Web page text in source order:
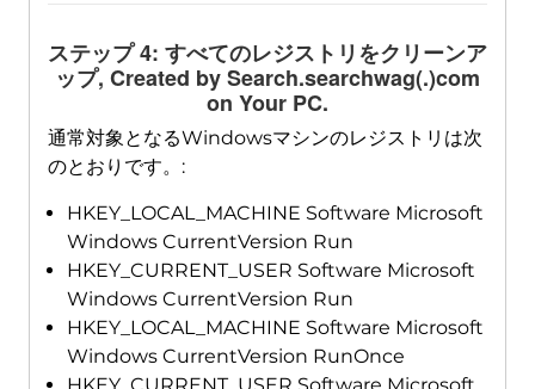
ステップ 4: すべてのレジストリをクリーンア
ップ, Created by Search.searchwag(.)com
on Your PC.
通常対象となるWindowsマシンのレジストリは次
のとおりです。:
HKEY_LOCAL_MACHINE Software Microsoft
Windows CurrentVersion Run
HKEY_CURRENT_USER Software Microsoft
Windows CurrentVersion Run
HKEY_LOCAL_MACHINE Software Microsoft
Windows CurrentVersion RunOnce